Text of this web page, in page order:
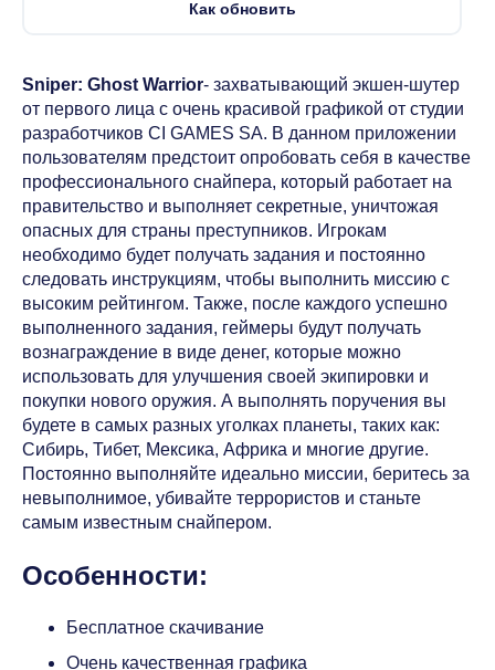
Как обновить
Sniper: Ghost Warrior- захватывающий экшен-шутер
от первого лица с очень красивой графикой от студии
разработчиков CI GAMES SA. В данном приложении
пользователям предстоит опробовать себя в качестве
профессионального снайпера, который работает на
правительство и выполняет секретные, уничтожая
опасных для страны преступников. Игрокам
необходимо будет получать задания и постоянно
следовать инструкциям, чтобы выполнить миссию с
высоким рейтингом. Также, после каждого успешно
выполненного задания, геймеры будут получать
вознаграждение в виде денег, которые можно
использовать для улучшения своей экипировки и
покупки нового оружия. А выполнять поручения вы
будете в самых разных уголках планеты, таких как:
Сибирь, Тибет, Мексика, Африка и многие другие.
Постоянно выполняйте идеально миссии, беритесь за
невыполнимое, убивайте террористов и станьте
самым известным снайпером.
Особенности:
Бесплатное скачивание
Очень качественная графика